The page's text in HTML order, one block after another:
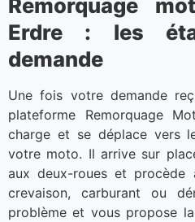
Remorquage
Erdre : les
demande
Une fois votre demande
plateforme Remorquage
charge et se déplace vers
votre moto. Il arrive sur
aux deux-roues et procède
crevaison, carburant ou
problème et vous propose